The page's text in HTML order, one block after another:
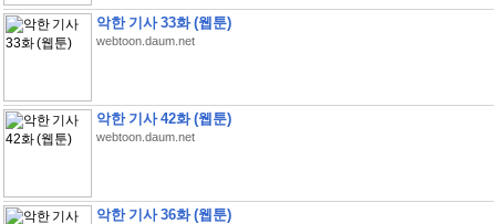
악한 기사 33화 (웹툰)
webtoon.daum.net
악한 기사 42화 (웹툰)
webtoon.daum.net
악한 기사 36화 (웹툰)